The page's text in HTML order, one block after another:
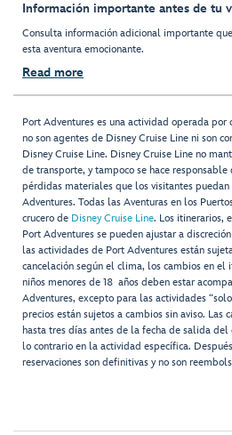
Información importante antes de tu
Consulta información adicional importante
esta aventura emocionante.
Read more
Port Adventures es una actividad operada
no son agentes de Disney Cruise Line ni son
Disney Cruise Line. Disney Cruise Line no
de transporte, y tampoco se hace responsable
pérdidas materiales que los visitantes
Adventures. Todas las Aventuras en los
crucero de Disney Cruise Line. Los itinerarios,
Port Adventures se pueden ajustar a
las actividades de Port Adventures están
cancelación según el clima, los cambios en el
niños menores de 18 años deben estar
Adventures, excepto para las actividades
precios están sujetos a cambios sin aviso. Las
hasta tres días antes de la fecha de salida del
lo contrario en la actividad específica.
reservaciones son definitivas y no son